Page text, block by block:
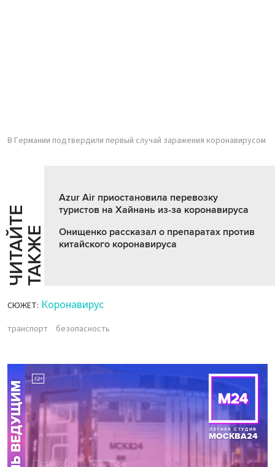
В Германии подтвердили первый случай заражения коронавирусом
Ч
И
Т
АЙ
Т
Е
Т
А
К
ЖЕ
Azur Air приостановила перевозку
туристов на Хайнань из-за коронавируса
Онищенко рассказал о препаратах против
китайского коронавируса
СЮЖЕТ: Коронавирус
транспорт безопасность